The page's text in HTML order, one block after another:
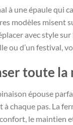
à une épaule qui
modèles
avec style
ou d’un festival,
toute la
épouse
chaque pas. La
le maintien